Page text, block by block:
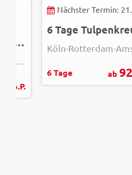
Peru und Chile - Von den Schätzen der Inka bis in die Weiten der Atacama-Wüste
p.P.
Nächster Termin:
6 Tage ab